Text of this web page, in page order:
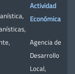
,
,
,
Actividad
Económica
Agencia de
Desarrollo
Local,